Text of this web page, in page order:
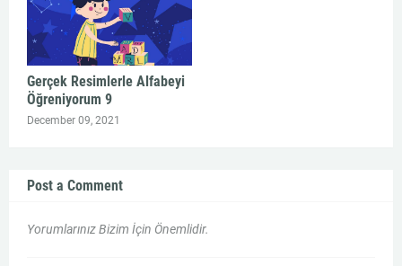
Gerçek Resimlerle Alfabeyi
Öğreniyorum 9
December 09, 2021
Post a Comment
Yorumlarınız Bizim İçin Önemlidir.